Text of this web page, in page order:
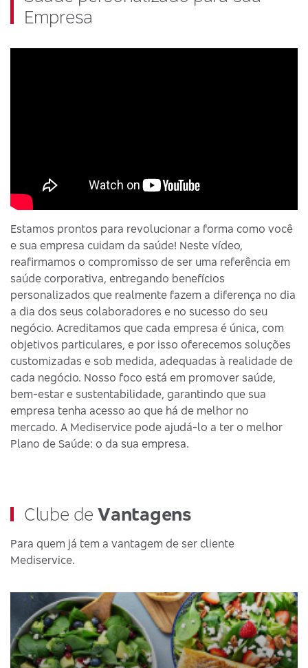
Empresa
Estamos prontos para revolucionar a forma como você
e sua empresa cuidam da saúde! Neste vídeo,
reafirmamos o compromisso de ser uma referência em
saúde corporativa, entregando benefícios
personalizados que realmente fazem a diferença no dia
a dia dos seus colaboradores e no sucesso do seu
negócio. Acreditamos que cada empresa é única, com
objetivos particulares, e por isso oferecemos soluções
customizadas e sob medida, adequadas à realidade de
cada negócio. Nosso foco está em promover saúde,
bem-estar e sustentabilidade, garantindo que sua
empresa tenha acesso ao que há de melhor no
mercado. A Mediservice pode ajudá-lo a ter o melhor
Plano de Saúde: o da sua empresa.
Clube deVantagens
Para quem já tem a vantagem de ser cliente
Mediservice.